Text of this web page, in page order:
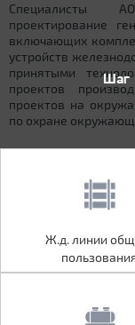
Специалисты
проектирование
включающих
устройств
принятыми
проектов
проектов на
по охране
Ж.д. линии
Шаг
Ж.д. линии